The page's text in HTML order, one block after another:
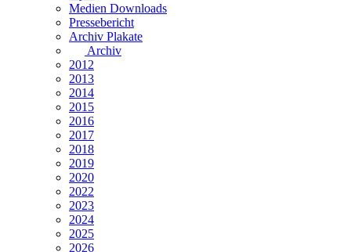
Medien Downloads
Pressebericht
Archiv Plakate
Archiv
2012
2013
2014
2015
2016
2017
2018
2019
2020
2022
2023
2024
2025
2026